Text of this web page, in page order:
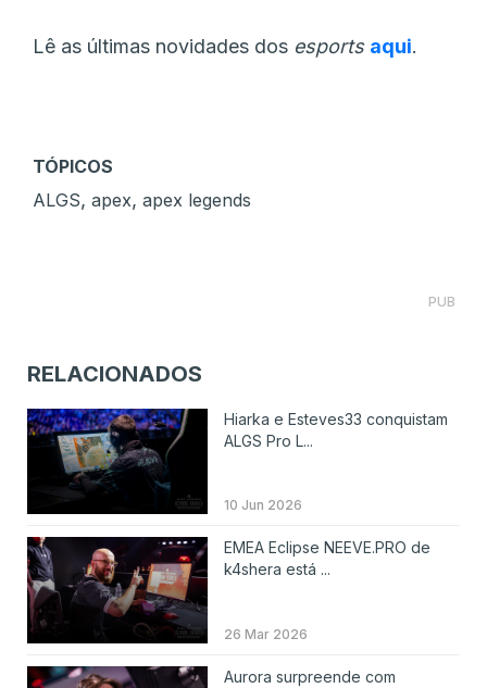
Lê as últimas novidades dos esports aqui.
TÓPICOS
ALGS, apex, apex legends
PUB
RELACIONADOS
Hiarka e Esteves33 conquistam
ALGS Pro L...
10 Jun 2026
EMEA Eclipse NEEVE.PRO de
k4shera está ...
26 Mar 2026
Aurora surpreende com